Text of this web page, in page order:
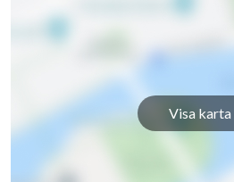
Visa karta